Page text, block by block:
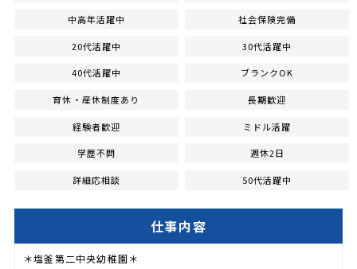
中高年活躍中 社会保険完備
20代活躍中 30代活躍中
40代活躍中 ブランクOK
育休・産休制度あり 長期歓迎
経験者歓迎 ミドル活躍
学歴不問 週休2日
詳細応相談 50代活躍中
仕事内容
＊塩釜第二中央幼稚園＊